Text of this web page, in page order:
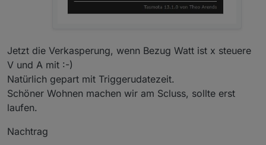
Jetzt die Verkasperung, wenn Bezug Watt ist x steuere
V und A mit :-)
Natürlich gepart mit Triggerudatezeit.
Schöner Wohnen machen wir am Scluss, sollte erst
laufen.
Nachtrag